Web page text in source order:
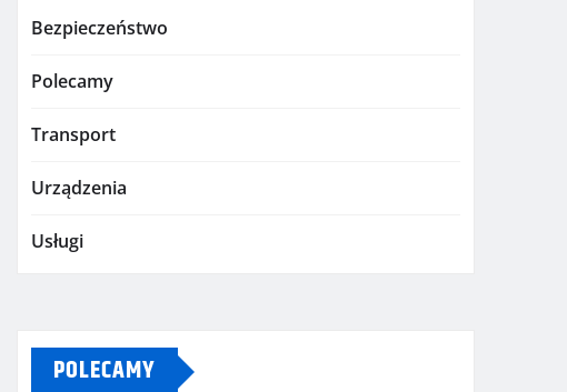
Bezpieczeństwo
Polecamy
Transport
Urządzenia
Usługi
POLECAMY